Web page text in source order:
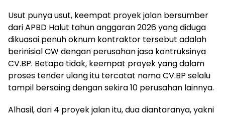
Usut punya usut, keempat proyek jalan bersumber
dari APBD Halut tahun anggaran 2026 yang diduga
dikuasai penuh oknum kontraktor tersebut adalah
berinisial CW dengan perusahan jasa kontruksinya
CV.BP. Betapa tidak, keempat proyek yang dalam
proses tender ulang itu tercatat nama CV.BP selalu
tampil bersaing dengan sekira 10 perusahan lainnya.
Alhasil, dari 4 proyek jalan itu, dua diantaranya, yakni